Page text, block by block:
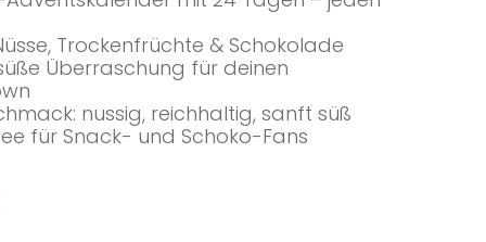
Trockenfrüchte & Schokolade
Überraschung für deinen
nussig, reichhaltig, sanft süß
für Snack- und Schoko-Fans